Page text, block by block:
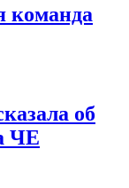
команда
об
ЧЕ